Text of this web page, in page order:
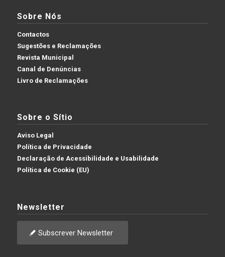
Sobre Nós
Contactos
Sugestões e Reclamações
Revista Municipal
Canal de Denúncias
Livro de Reclamações
Sobre o Sítio
Aviso Legal
Política de Privacidade
Declaração de Acessibilidade e Usabilidade
Política de Cookie (EU)
Newsletter
Subscrever Newsletter